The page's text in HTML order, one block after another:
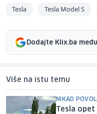
Tesla Tesla Model S
Dodajte Klix.ba
Više na istu temu
NIKAD
Tesla